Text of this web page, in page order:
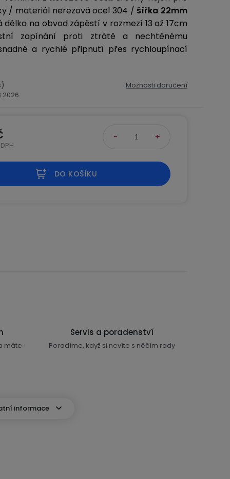
/ materiál nerezová ocel 304 / šířka 22mm
na obvod zápěstí v rozmezí 13 až 17cm
zapínání proti ztrátě a nechtěnému
a rychlé připnutí přes rychloupínací
Možnosti doručení
DO KOŠÍKU
máte
Servis a poradenství
Poradíme, když si nevíte s něčím rady
informace